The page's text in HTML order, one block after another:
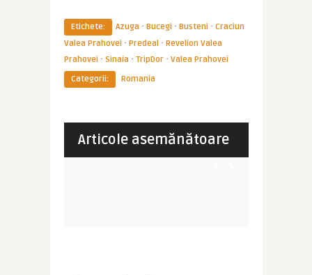
Etichete: Azuga· Bucegi· Busteni· Craciun
Valea Prahovei· Predeal· Revelion Valea
Prahovei· Sinaia· TripDor· Valea Prahovei
Categorii:
Romania
Articole asemănătoare
EUROPA